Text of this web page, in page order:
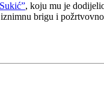
, koju mu je
brigu i